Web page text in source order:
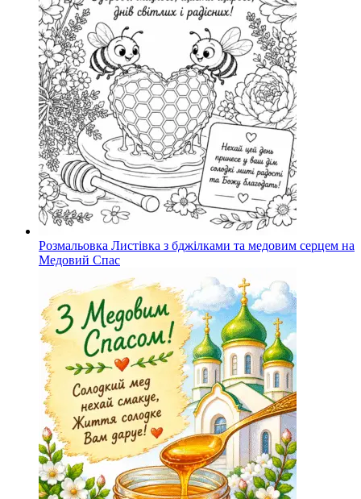
Розмальовка Листівка з бджілками та медовим серцем на
Медовий Спас